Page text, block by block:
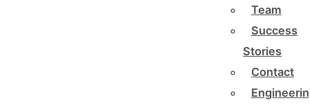
Team
Success
Stories
Contact